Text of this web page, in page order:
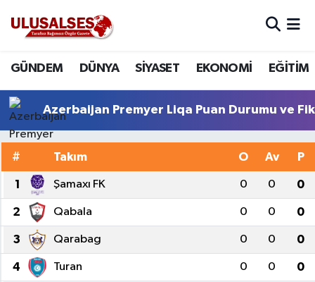
GÜNDEM DÜNYA SİYASET EKONOMİ EĞİTİM
Azerbaijan Premyer Liqa Puan Durumu ve
# Takım O Av P
1 Şamaxı FK 0 0 0
2 Qabala 0 0 0
3 Qarabag 0 0 0
4 Turan 0 0 0
DÜNYA
SİYASET
EKONOMİ
EĞİTİM
SAĞLIK
MAGAZİN
Trafik Durumu
Süper Lig Puan Durumu ve Fikstür
Tüm Manşetler
Son Dakika Haberleri
Haber Arşivi